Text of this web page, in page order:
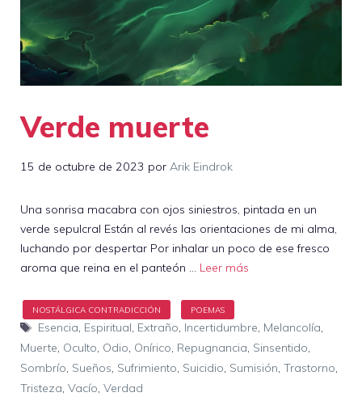
Verde muerte
15 de octubre de 2023 por Arik Eindrok
Una sonrisa macabra con ojos siniestros, pintada en un
verde sepulcral Están al revés las orientaciones de mi alma,
luchando por despertar Por inhalar un poco de ese fresco
aroma que reina en el panteón … Leer más
Etiquetas
Esencia, Espiritual, Extraño, Incertidumbre, Melancolía,
Muerte, Oculto, Odio, Onírico, Repugnancia, Sinsentido,
Sombrío, Sueños, Sufrimiento, Suicidio, Sumisión, Trastorno,
Tristeza, Vacío, Verdad